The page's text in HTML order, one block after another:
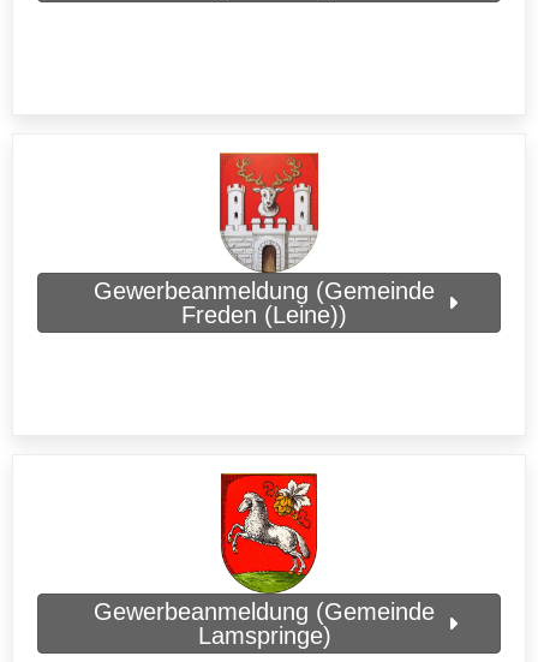
Gewerbeanmeldung (Gemeinde
Freden (Leine))
Gewerbeanmeldung (Gemeinde
Lamspringe)